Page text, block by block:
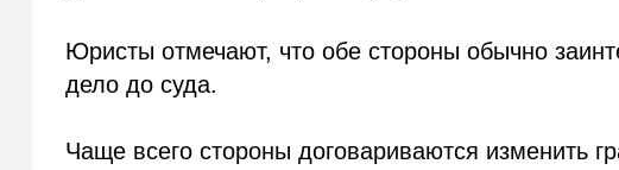
Юристы отмечают, что обе стороны обычно
дело до суда.
Чаще всего стороны договариваются изменить